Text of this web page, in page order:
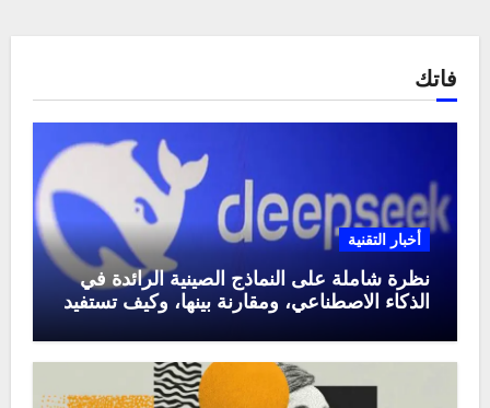
فاتك
أخبار التقنية
نظرة شاملة على النماذج الصينية الرائدة في
الذكاء الاصطناعي، ومقارنة بينها، وكيف تستفيد